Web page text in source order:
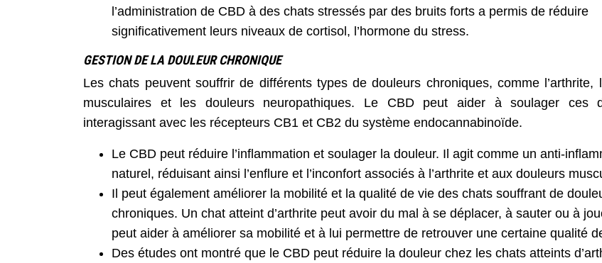
l’administration de CBD à des chats stressés par des bruits forts a permis de réduire
significativement leurs niveaux de cortisol, l’hormone du stress.
GESTION DE LA DOULEUR CHRONIQUE
Les chats peuvent souffrir de différents types de douleurs chroniques, comme l’arthrite,
musculaires et les douleurs neuropathiques. Le CBD peut aider à soulager ces
interagissant avec les récepteurs CB1 et CB2 du système endocannabinoïde.
Le CBD peut réduire l’inflammation et soulager la douleur. Il agit comme un anti-
naturel, réduisant ainsi l’enflure et l’inconfort associés à l’arthrite et aux douleurs
Il peut également améliorer la mobilité et la qualité de vie des chats souffrant de
chroniques. Un chat atteint d’arthrite peut avoir du mal à se déplacer, à sauter ou à
peut aider à améliorer sa mobilité et à lui permettre de retrouver une certaine qualité
Des études ont montré que le CBD peut réduire la douleur chez les chats atteints